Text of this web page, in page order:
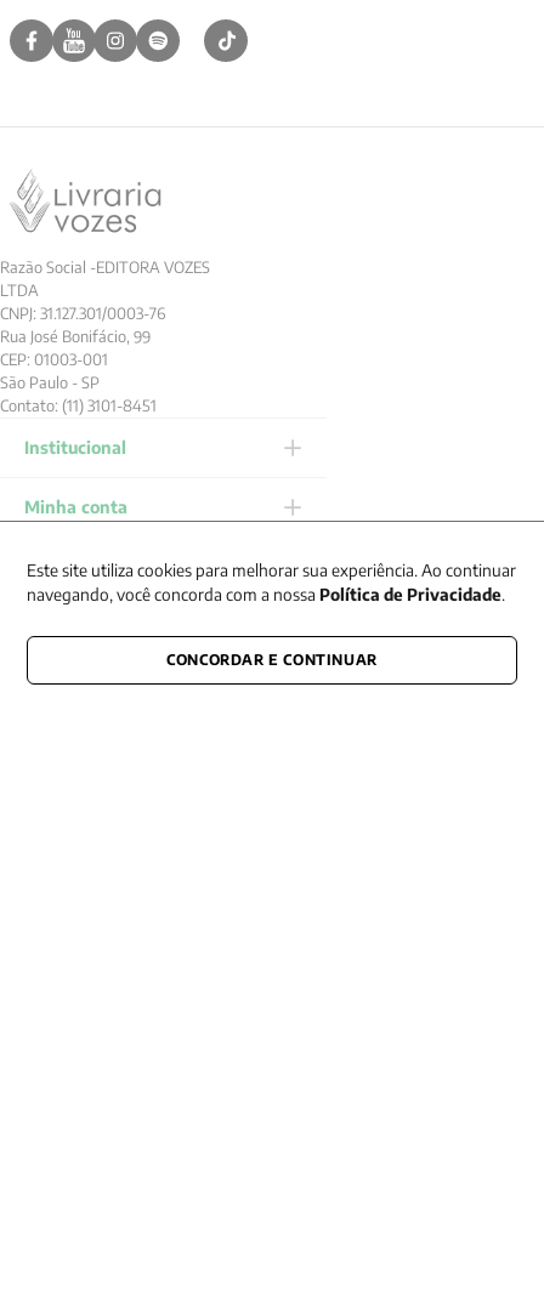
Razão Social -EDITORA VOZES
LTDA
CNPJ: 31.127.301/0003-76
Rua José Bonifácio, 99
CEP: 01003-001
São Paulo - SP
Contato: (11) 3101-8451
Institucional
Minha conta
Ajuda
FORMAS DE
PAGAMENTO
Este site utiliza cookies para melhorar sua experiência. Ao continuar
navegando, você concorda com a nossa Política de Privacidade.
CONCORDAR E CONTINUAR